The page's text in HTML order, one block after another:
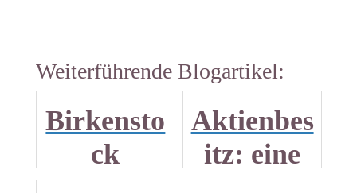
Weiterführende Blogartikel:
Birkensto
ck
Aktienbes
itz: eine